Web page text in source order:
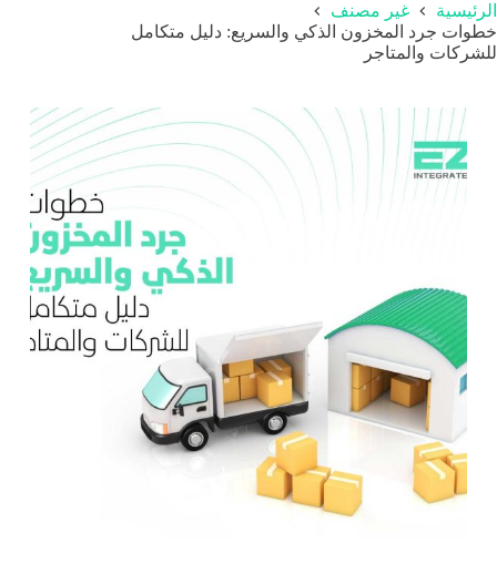
الرئيسية
غير مصنف
خطوات جرد المخزون الذكي والسريع: دليل متكامل
للشركات والمتاجر